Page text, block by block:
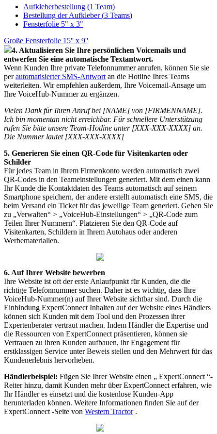
Aufkleberbestellung (1 Team)
Bestellung der Aufkleber (3 Teams)
Fensterfolie 5" x 3"
Große Fensterfolie 15'' x 9''
4. Aktualisieren Sie Ihre persönlichen Voicemails und
entwerfen Sie eine automatische Textantwort.
Wenn Kunden Ihre private Telefonnummer anrufen, können Sie sie
per automatisierter SMS-Antwort an die Hotline Ihres Teams
weiterleiten. Wir empfehlen außerdem, Ihre Voicemail-Ansage um
Ihre VoiceHub-Nummer zu ergänzen.
Vielen Dank für Ihren Anruf bei [NAME] von [FIRMENNAME].
Ich bin momentan nicht erreichbar. Für schnellere Unterstützung
rufen Sie bitte unsere Team-Hotline unter [XXX-XXX-XXXX] an.
Die Nummer lautet [XXX-XXX-XXXX]
5. Generieren Sie einen QR-Code für Visitenkarten oder
Schilder
Für jedes Team in Ihrem Firmenkonto werden automatisch zwei
QR-Codes in den Teameinstellungen generiert. Mit dem einen kann
Ihr Kunde die Kontaktdaten des Teams automatisch auf seinem
Smartphone speichern, der andere erstellt automatisch eine SMS, die
beim Versand ein Ticket für das jeweilige Team generiert. Gehen Sie
zu „Verwalten“ > „VoiceHub-Einstellungen“ > „QR-Code zum
Teilen Ihrer Nummern“. Platzieren Sie den QR-Code auf
Visitenkarten, Schildern in Ihrem Autohaus oder anderen
Werbematerialien.
6. Auf Ihrer Website bewerben
Ihre Website ist oft der erste Anlaufpunkt für Kunden, die die
richtige Telefonnummer suchen. Daher ist es wichtig, dass Ihre
VoiceHub-Nummer(n) auf Ihrer Website sichtbar sind. Durch die
Einbindung ExpertConnect Inhalten auf der Website eines Händlers
können sich Kunden mit dem Tool und den Prozessen ihrer
Expertenberater vertraut machen. Indem Händler die Expertise und
die Ressourcen von ExpertConnect präsentieren, können sie
Vertrauen zu ihren Kunden aufbauen, ihr Engagement für
erstklassigen Service unter Beweis stellen und den Mehrwert für das
Kundenerlebnis hervorheben.
Händlerbeispiel: Fügen Sie Ihrer Website einen „ ExpertConnect “-
Reiter hinzu, damit Kunden mehr über ExpertConnect erfahren, wie
Ihr Händler es einsetzt und die kostenlose Kunden-App
herunterladen können. Weitere Informationen finden Sie auf der
ExpertConnect -Seite von Western Tractor .